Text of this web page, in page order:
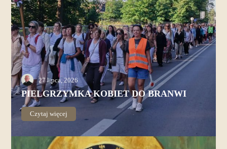
27 lipca, 2026
PIELGRZYMKA KOBIET DO BRANWI
Czytaj więcej